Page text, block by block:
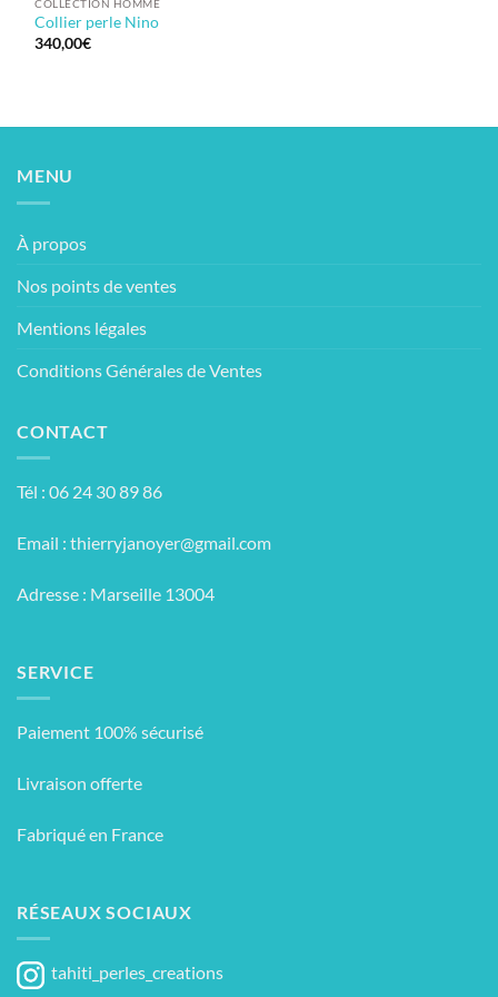
COLLECTION HOMME
Collier perle Nino
340,00€
MENU
À propos
Nos points de ventes
Mentions légales
Conditions Générales de Ventes
CONTACT
Tél : 06 24 30 89 86
Email : thierryjanoyer@gmail.com
Adresse : Marseille 13004
SERVICE
Paiement 100% sécurisé
Livraison offerte
Fabriqué en France
RÉSEAUX SOCIAUX
tahiti_perles_creations